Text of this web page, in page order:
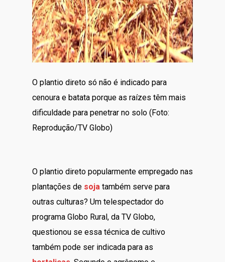
O plantio direto só não é indicado para
cenoura e batata porque as raízes têm mais
dificuldade para penetrar no solo (Foto:
Reprodução/TV Globo)
O plantio direto popularmente empregado nas
plantações de soja também serve para
outras culturas? Um telespectador do
programa Globo Rural, da TV Globo,
questionou se essa técnica de cultivo
também pode ser indicada para as